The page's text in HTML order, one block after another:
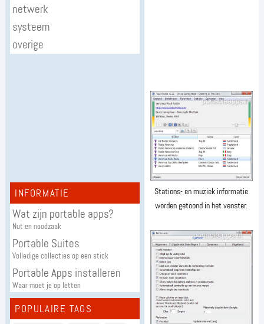
netwerk
systeem
overige
INFORMATIE
Wat zijn portable apps?
Nut en noodzaak
Portable Suites
Volledige collecties op een stick
Portable Apps installeren
Waar moet je op letten
POPULAIRE TAGS
Stations- en muziek informatie
worden getoond in het venster.